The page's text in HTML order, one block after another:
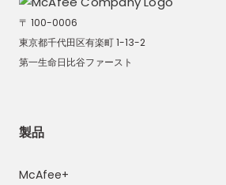
〒 100-0006
東京都千代田区有楽町 1-13-2
第一生命日比谷ファースト
製品
McAfee+